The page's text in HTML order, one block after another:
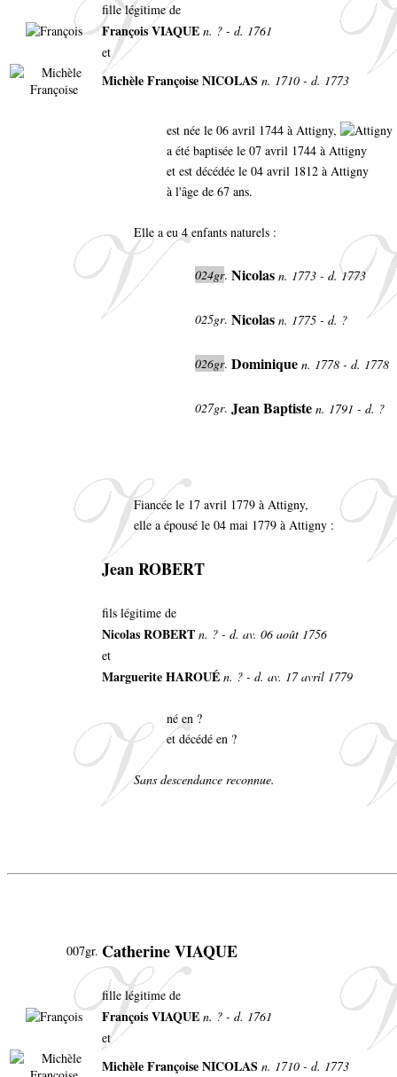
fille légitime de
François VIAQUE n. ? - d. 1761
et
Michèle Françoise NICOLAS n. 1710 - d. 1773
est née le 06 avril 1744 à Attigny,
a été baptisée le 07 avril 1744 à Attigny
et est décédée le 04 avril 1812 à Attigny
à l'âge de 67 ans.
Elle a eu 4 enfants naturels :
024gr. Nicolas n. 1773 - d. 1773
025gr. Nicolas n. 1775 - d. ?
026gr. Dominique n. 1778 - d. 1778
027gr. Jean Baptiste n. 1791 - d. ?
Fiancée le 17 avril 1779 à Attigny,
elle a épousé le 04 mai 1779 à Attigny :
Jean ROBERT
fils légitime de
Nicolas ROBERT n. ? - d. av. 06 août 1756
et
Marguerite HAROUÉ n. ? - d. av. 17 avril 1779
né en ?
et décédé en ?
Sans descendance reconnue.
007gr. Catherine VIAQUE
fille légitime de
François VIAQUE n. ? - d. 1761
et
Michèle Françoise NICOLAS n. 1710 - d. 1773